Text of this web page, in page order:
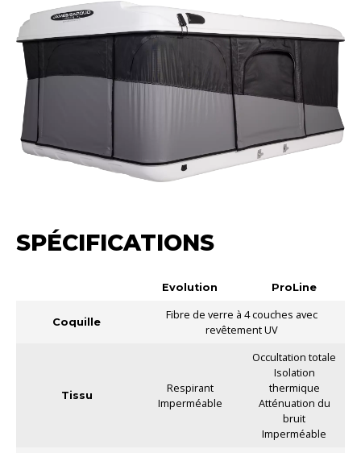
SPÉCIFICATIONS
Evolution ProLine
Coquille
Fibre de verre à 4 couches avec
revêtement UV
Tissu
Respirant
Imperméable
Occultation totale
Isolation
thermique
Atténuation du
bruit
Imperméable